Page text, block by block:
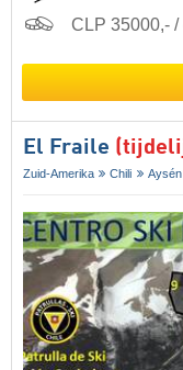
CLP 35000,- /
El Fraile
Zuid-Amerika Chili Aysén